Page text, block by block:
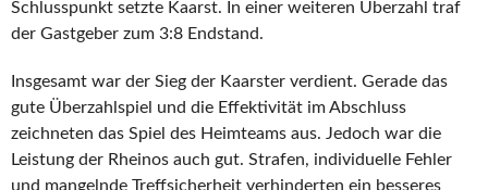
Schlusspunkt setzte Kaarst. In einer weiteren Überzahl traf
der Gastgeber zum 3:8 Endstand.
Insgesamt war der Sieg der Kaarster verdient. Gerade das
gute Überzahlspiel und die Effektivität im Abschluss
zeichneten das Spiel des Heimteams aus. Jedoch war die
Leistung der Rheinos auch gut. Strafen, individuelle Fehler
und mangelnde Treffsicherheit verhinderten ein besseres